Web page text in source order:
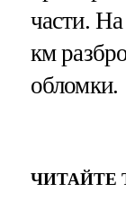
части.
км
обломки.
ЧИТАЙТЕ